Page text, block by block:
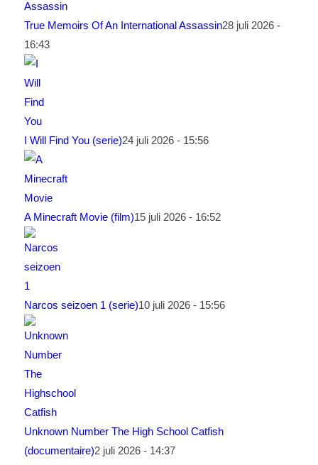
True Memoirs Of An International Assassin28 juli 2026 -
16:43
I Will Find You (serie)24 juli 2026 - 15:56
A Minecraft Movie (film)15 juli 2026 - 16:52
Narcos seizoen 1 (serie)10 juli 2026 - 15:56
Unknown Number The High School Catfish
(documentaire)2 juli 2026 - 14:37